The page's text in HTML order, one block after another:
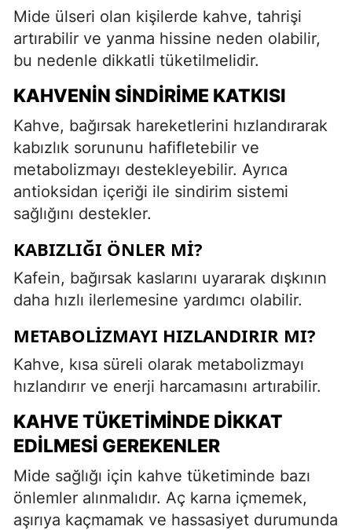
Mide ülseri olan kişilerde kahve, tahrişi
artırabilir ve yanma hissine neden olabilir,
bu nedenle dikkatli tüketilmelidir.
KAHVENIN SINDIRIME KATKISI
Kahve, bağırsak hareketlerini hızlandırarak
kabızlık sorununu hafifletebilir ve
metabolizmayı destekleyebilir. Ayrıca
antioksidan içeriği ile sindirim sistemi
sağlığını destekler.
KABIZLIĞI ÖNLER MI?
Kafein, bağırsak kaslarını uyararak dışkının
daha hızlı ilerlemesine yardımcı olabilir.
METABOLIZMAYI HIZLANDIRIR MI?
Kahve, kısa süreli olarak metabolizmayı
hızlandırır ve enerji harcamasını artırabilir.
KAHVE TÜKETIMINDE DIKKAT
EDILMESI GEREKENLER
Mide sağlığı için kahve tüketiminde bazı
önlemler alınmalıdır. Aç karna içmemek,
aşırıya kaçmamak ve hassasiyet durumunda